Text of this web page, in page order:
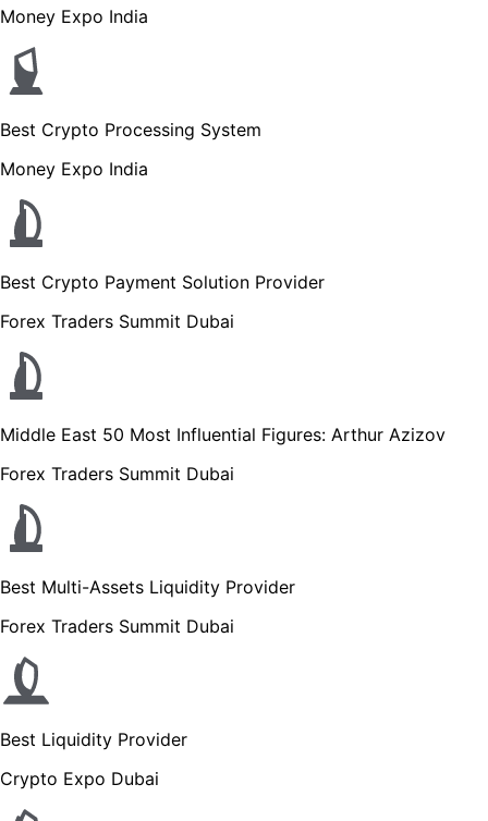
Money Expo India
Best Crypto Processing System
Money Expo India
Best Crypto Payment Solution Provider
Forex Traders Summit Dubai
Middle East 50 Most Influential Figures: Arthur Azizov
Forex Traders Summit Dubai
Best Multi-Assets Liquidity Provider
Forex Traders Summit Dubai
Best Liquidity Provider
Crypto Expo Dubai